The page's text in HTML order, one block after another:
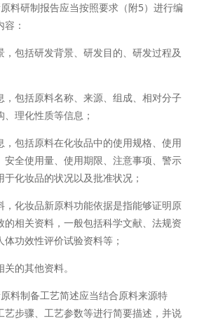
料研制报告应当按照要求（附5）进行编
：
，包括研发背景、研发目的、研发过程及
，包括原料名称、来源、组成、相对分子
理化性质等信息；
，包括原料在化妆品中的使用规格、使用
安全使用量、使用期限、注意事项、警示
化妆品的状况以及批准状况；
，化妆品新原料功能依据是指能够证明原
相关资料，一般包括科学文献、法规资
功效性评价试验资料等；
关的其他资料。
料制备工艺简述应当结合原料来源特
艺步骤、工艺参数等进行简要描述，并说